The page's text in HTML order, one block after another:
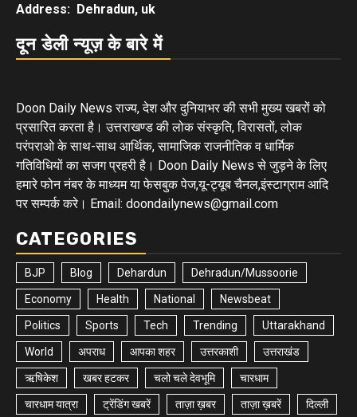
Address: Dehradun, uk
दून डेली न्यूज़ के बारे में
Doon Daily News राज्य, देश और दुनियाभर की सभी मुख्य खबरों को
प्रसारित करता है। उत्तराखण्ड की लोक संस्कृति, विरासतों, लोक
परंपराओ के साथ-साथ आर्थिक, सामाजिक राजनीतिक व धार्मिक
गतिविधियों का सजग प्रहरी है। Doon Daily News से जुड़ने के लिए
हमारे फोन नंबर के माध्यम या फेसबुक पेज,यू-ट्यूब चैनल,इंस्टाग्राम आदि
पर सम्पर्क करे। Email: doondailynews@gmail.com
CATEGORIES
BJP Blog Dehardun Dehradun/Mussoorie
Economy Health National Newsbeat
Politics Sports Tech Trending Uttarakhand
World अपराध आपका शहर उत्तरकाशी उत्तराखंड
ऋषिकेश खबर हटकर चलो चले देवभूमि चारधाम
चारधाम यात्रा ट्रेंडिंग खबरें ताज़ा ख़बर ताज़ा ख़बरें दिल्ली